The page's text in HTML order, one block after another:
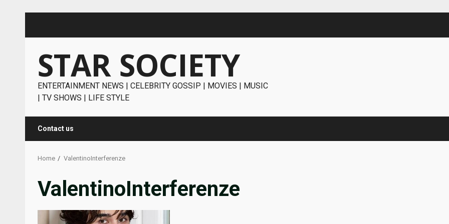
STAR SOCIETY
ENTERTAINMENT NEWS | CELEBRITY GOSSIP | MOVIES | MUSIC
| TV SHOWS | LIFE STYLE
Contact us
Home ValentinoInterferenze
ValentinoInterferenze